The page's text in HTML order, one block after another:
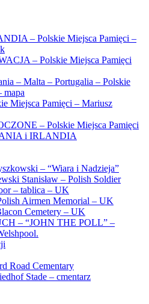
– Polskie Miejsca Pamięci –
– Polskie Miejsca Pamięci
– Malta – Portugalia – Polskie
mapa
Miejsca Pamięci – Mariusz
– Polskie Miejsca Pamięci
i IRLANDIA
– “Wiara i Nadzieja”
Stanisław – Polish Soldier
– tablica – UK
Airmen Memorial – UK
Cemetery – UK
– “JOHN THE POLL” –
Road Cementary
Stade – cmentarz